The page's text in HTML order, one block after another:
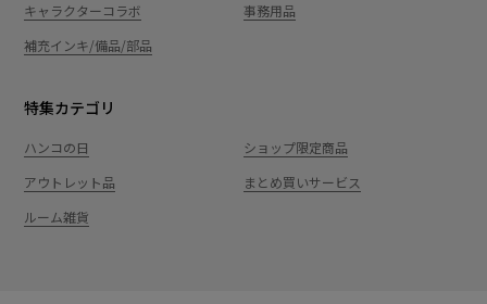
キャラクターコラボ
事務用品
補充インキ/備品/部品
特集カテゴリ
ハンコの日
ショップ限定商品
アウトレット品
まとめ買いサービス
ルーム雑貨